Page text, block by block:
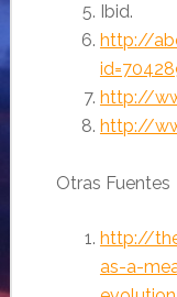
Ibid.
http://
http://
http://
Otras Fuentes
http://
as-a-